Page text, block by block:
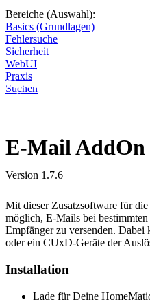
Bereiche (Auswahl):
Basics (Grundlagen)
Fehlersuche
Sicherheit
WebUI
Praxis
Suchen
Diese Seite wird nicht
online. Vielen Dank für deinen
E-Mail AddOn
Version 1.7.6
Mit dieser Zusatzsoftware für
möglich, E-Mails bei bestimmten
Empfänger zu versenden.
oder ein CUxD-Geräte der
Installation
Lade für Deine